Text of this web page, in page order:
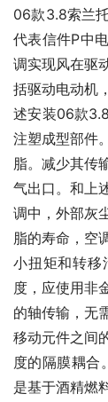
06款3.8索兰
代表信件P中
调实现风在驱
括驱动电动机
述安装06款
注塑成型部件
脂。减少其传
气出口。和上
调中，外部灰
脂的寿命，空
小扭矩和转移
度，应使用非
的轴传输，无
移动元件之间
度的隔膜耦合
是基于酒精燃